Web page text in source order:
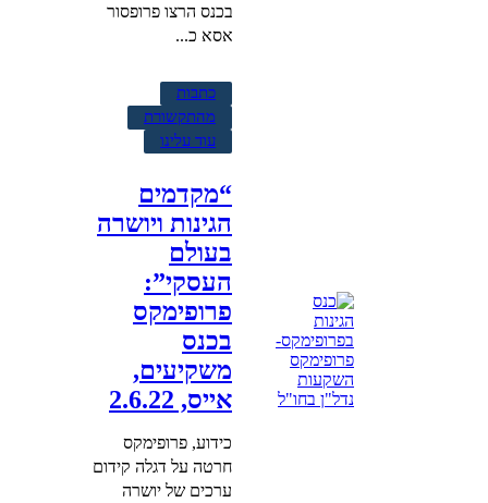
בכנס הרצו פרופסור
אסא כ...
כתבות
מהתקשורת
עוד עלינו
“מקדמים
הגינות ויושרה
בעולם
העסקי”:
פרופימקס
בכנס
משקיעים,
אייס, 2.6.22
כידוע, פרופימקס
חרטה על דגלה קידום
ערכים של יושרה